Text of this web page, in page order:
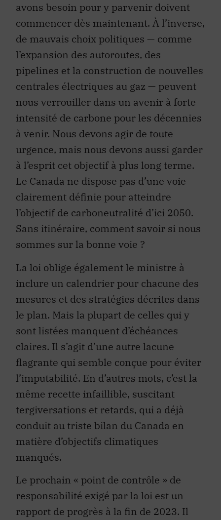
avons besoin pour y parvenir doivent
commencer dès maintenant. À l’inverse,
de mauvais choix politiques — comme
l’expansion des autoroutes, des
pipelines et la construction de nouvelles
centrales électriques au gaz — peuvent
nous verrouiller dans un avenir à forte
intensité de carbone pour les décennies
à venir. Nous devons agir de toute
urgence, mais nous devons aussi garder
à l’esprit cet objectif à plus long terme.
Le Canada ne dispose pas d’une voie
clairement définie pour atteindre
l’objectif de carboneutralité d’ici 2050.
Sans itinéraire, comment savoir si nous
sommes sur la bonne voie ?
La loi oblige également le ministre à
inclure un calendrier pour chacune des
mesures et des stratégies décrites dans
le plan. Mais la plupart de celles qui y
sont listées manquent d’échéances
claires. Il s’agit d’une autre lacune
flagrante qui semble conçue pour éviter
l’imputabilité. En d’autres mots, c’est la
même recette infaillible, suscitant
tergiversations et retards, qui a déjà
conduit au triste bilan du Canada en
matière d’objectifs climatiques
manqués.
Le prochain « point de contrôle » de
responsabilité exigé par la loi est un
rapport de progrès à la fin de 2023. Il